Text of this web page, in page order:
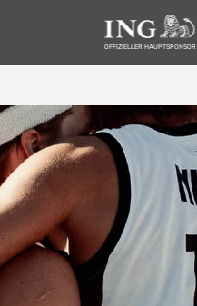
OFFIZIELLER HAUPTSPONSOR